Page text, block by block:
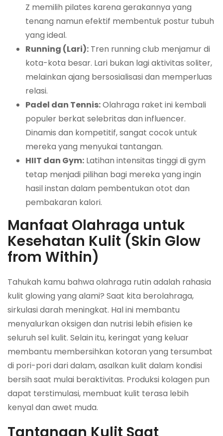
Z memilih pilates karena gerakannya yang
tenang namun efektif membentuk postur tubuh
yang ideal.
Running (Lari): Tren running club menjamur di
kota-kota besar. Lari bukan lagi aktivitas soliter,
melainkan ajang bersosialisasi dan memperluas
relasi.
Padel dan Tennis:Olahraga raket ini kembali
populer berkat selebritas dan influencer.
Dinamis dan kompetitif, sangat cocok untuk
mereka yang menyukai tantangan.
HIIT dan Gym: Latihan intensitas tinggi di gym
tetap menjadi pilihan bagi mereka yang ingin
hasil instan dalam pembentukan otot dan
pembakaran kalori.
Manfaat Olahraga untuk
Kesehatan Kulit (Skin Glow
from Within)
Tahukah kamu bahwa olahraga rutin adalah rahasia
kulit glowing yang alami? Saat kita berolahraga,
sirkulasi darah meningkat. Hal ini membantu
menyalurkan oksigen dan nutrisi lebih efisien ke
seluruh sel kulit. Selain itu, keringat yang keluar
membantu membersihkan kotoran yang tersumbat
di pori-pori dari dalam, asalkan kulit dalam kondisi
bersih saat mulai beraktivitas. Produksi kolagen pun
dapat terstimulasi, membuat kulit terasa lebih
kenyal dan awet muda.